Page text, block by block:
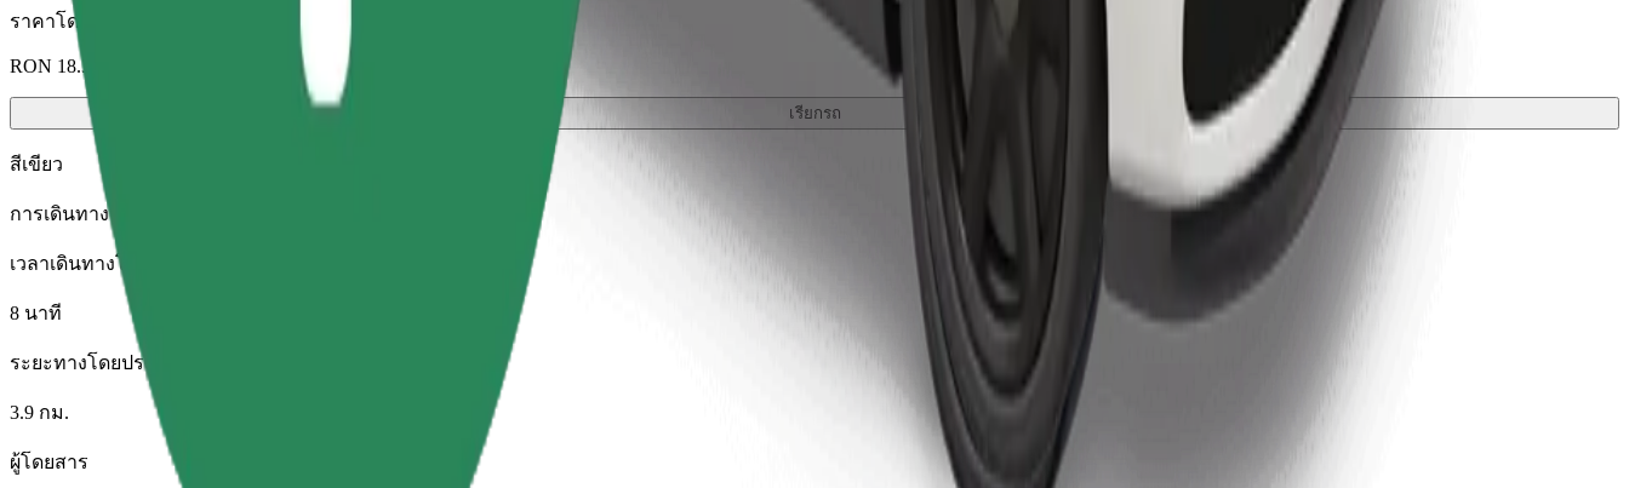
ราคาโดยประมาณ
RON 18.30
เรียกรถ
สีเขียว
การเดินทางประหยัดพลังงาน กับรถไฮบริดและรถไฟฟ้า
เวลาเดินทางโดยประมาณ
8 นาที
ระยะทางโดยประมาณ
3.9 กม.
ผู้โดยสาร